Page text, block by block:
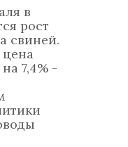
в
рост
свиней.
7,4% -